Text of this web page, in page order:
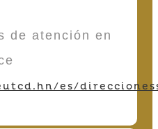
de atención en
es/